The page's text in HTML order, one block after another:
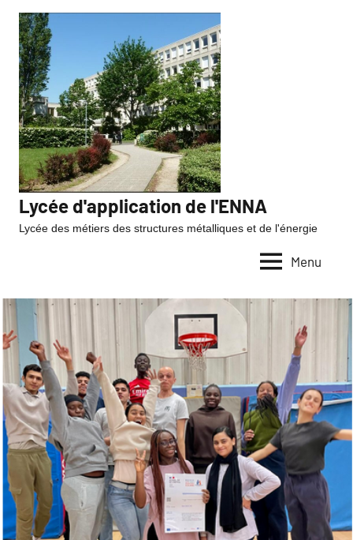
Lycée d'application de l'ENNA
Lycée des métiers des structures métalliques et de l'énergie
Menu